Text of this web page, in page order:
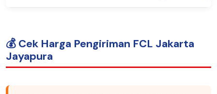
💰 Cek Harga Pengiriman FCL Jakarta
Jayapura